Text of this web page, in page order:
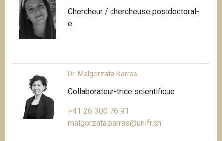
Chercheur / chercheuse postdoctoral-
e
Dr. Malgorzata Barras
Collaborateur-trice scientifique
+41 26 300 76 91
malgorzata.barras@unifr.ch